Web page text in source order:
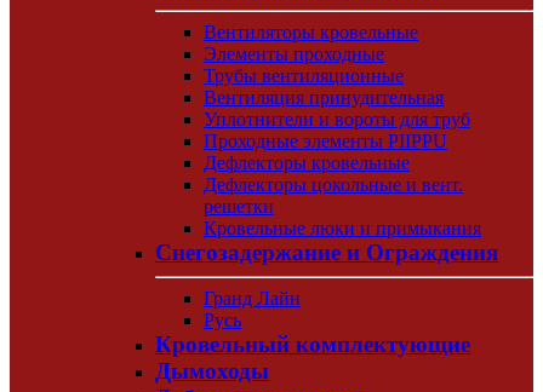
Вентиляторы кровельные
Элементы проходные
Трубы вентиляционные
Вентиляция принудительная
Уплотнители и вороты для труб
Проходные элементы PIIPPU
Дефлекторы кровельные
Дефлекторы цокольные и вент.
решетки
Кровельные люки и примыкания
Снегозадержание и Ограждения
Гранд Лайн
Русь
Кровельный комплектующие
Дымоходы